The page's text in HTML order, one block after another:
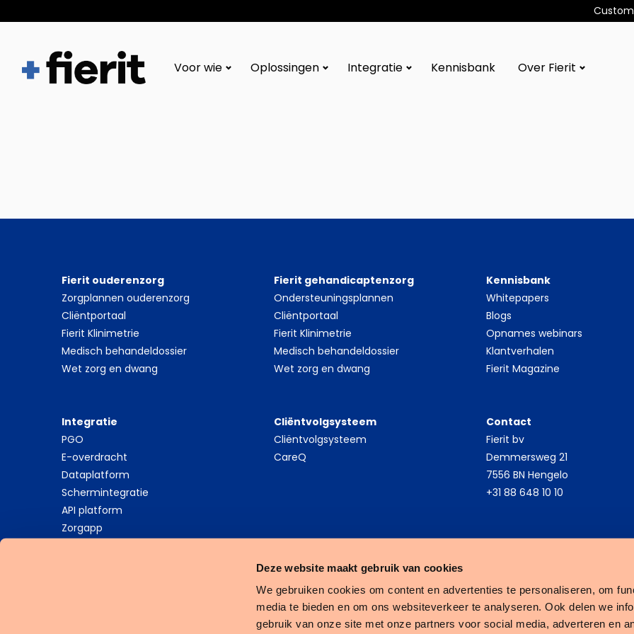
Deze website maakt gebruik van cookies
We gebruiken cookies om content en advertenties te personaliseren, om
media te bieden en om ons websiteverkeer te analyseren. Ook delen we
gebruik van onze site met onze partners voor social media, adverteren en
Méér
Voor wie Oplossingen Integratie Kennisbank Over Fierit
Fierit ouderenzorg
Zorgplannen ouderenzorg
Cliëntportaal
Fierit Klinimetrie
Medisch behandeldossier
Wet zorg en dwang
Fierit gehandicaptenzorg
Ondersteuningsplannen
Cliëntportaal
Fierit Klinimetrie
Medisch behandeldossier
Wet zorg en dwang
Kennisbank
Whitepapers
Blogs
Opnames webinars
Klantverhalen
Fierit Magazine
Integratie
PGO
E-overdracht
Dataplatform
Schermintegratie
API platform
Zorgapp
Cliëntvolgsysteem
Cliëntvolgsysteem
CareQ
Contact
Fierit bv
Demmersweg 21
7556 BN Hengelo
+31 88 648 10 10
Algemene Voorwaarden
Fierit